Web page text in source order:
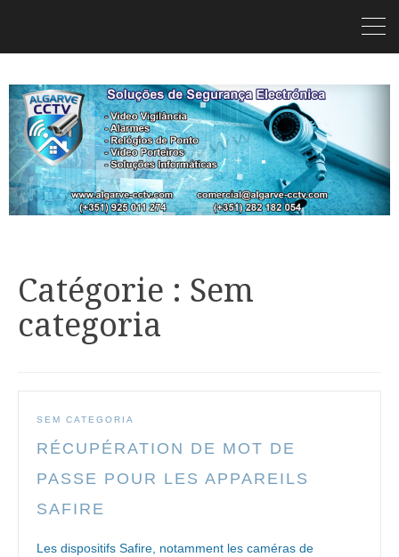
Catégorie : Sem
categoria
SEM CATEGORIA
RÉCUPÉRATION DE MOT DE
PASSE POUR LES APPAREILS
SAFIRE
Les dispositifs Safire, notamment les caméras de